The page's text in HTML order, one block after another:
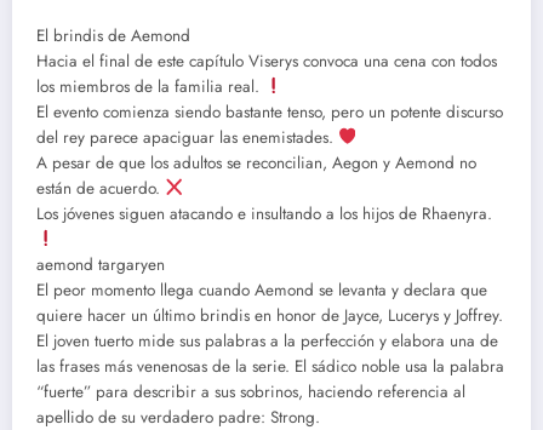
El brindis de Aemond
Hacia el final de este capítulo Viserys convoca una cena con todos
los miembros de la familia real.
El evento comienza siendo bastante tenso, pero un potente discurso
del rey parece apaciguar las enemistades.
A pesar de que los adultos se reconcilian, Aegon y Aemond no
están de acuerdo.
Los jóvenes siguen atacando e insultando a los hijos de Rhaenyra.
aemond targaryen
El peor momento llega cuando Aemond se levanta y declara que
quiere hacer un último brindis en honor de Jayce, Lucerys y Joffrey.
El joven tuerto mide sus palabras a la perfección y elabora una de
las frases más venenosas de la serie. El sádico noble usa la palabra
“fuerte” para describir a sus sobrinos, haciendo referencia al
apellido de su verdadero padre: Strong.